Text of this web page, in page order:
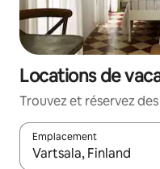
Locations de
Trouvez et réservez
Emplacement
Quand les résultats